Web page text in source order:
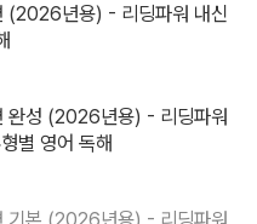
년용) - 리딩파워 내신
성 (2026년용) - 리딩파워
별 영어 독해